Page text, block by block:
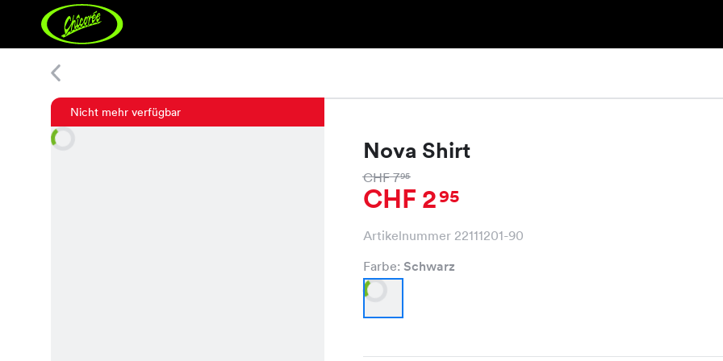
Nicht mehr verfügbar
Nova Shirt
CHF 795
CHF 295
Artikelnummer 22111201-90
Farbe: Schwarz